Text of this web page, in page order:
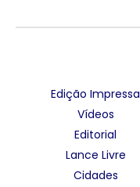
Edição Impressa
Vídeos
Editorial
Lance Livre
Cidades